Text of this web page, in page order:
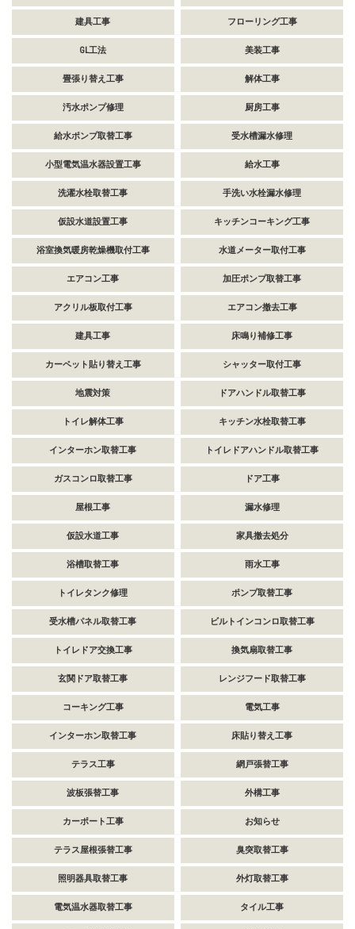
建具工事 フローリング工事
GL工法 美装工事
畳張り替え工事 解体工事
汚水ポンプ修理 厨房工事
給水ポンプ取替工事 受水槽漏水修理
小型電気温水器設置工事 給水工事
洗濯水栓取替工事 手洗い水栓漏水修理
仮設水道設置工事 キッチンコーキング工事
浴室換気暖房乾燥機取付工事 水道メーター取付工事
エアコン工事 加圧ポンプ取替工事
アクリル板取付工事 エアコン撤去工事
建具工事 床鳴り補修工事
カーペット貼り替え工事 シャッター取付工事
地震対策 ドアハンドル取替工事
トイレ解体工事 キッチン水栓取替工事
インターホン取替工事 トイレドアハンドル取替工事
ガスコンロ取替工事 ドア工事
屋根工事 漏水修理
仮設水道工事 家具撤去処分
浴槽取替工事 雨水工事
トイレタンク修理 ポンプ取替工事
受水槽パネル取替工事 ビルトインコンロ取替工事
トイレドア交換工事 換気扇取替工事
玄関ドア取替工事 レンジフード取替工事
コーキング工事 電気工事
インターホン取替工事 床貼り替え工事
テラス工事 網戸張替工事
波板張替工事 外構工事
カーポート工事 お知らせ
テラス屋根張替工事 臭突取替工事
照明器具取替工事 外灯取替工事
電気温水器取替工事 タイル工事